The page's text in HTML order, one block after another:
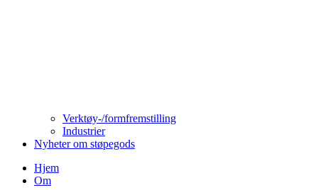
Verktøy-/formfremstilling
Industrier
Nyheter om støpegods
Hjem
Om